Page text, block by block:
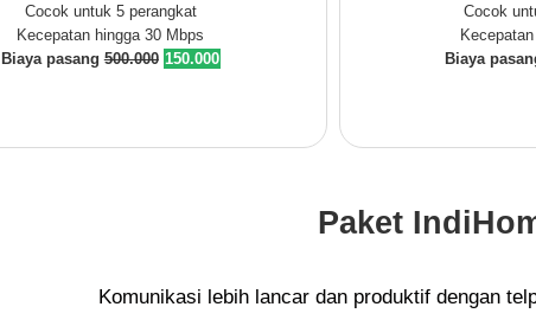
Cocok untuk 5 perangkat
Kecepatan hingga 30 Mbps
Biaya pasang500.000 150.000
Cocok
Biaya
Paket
Komunikasi lebih lancar dan produktif dengan